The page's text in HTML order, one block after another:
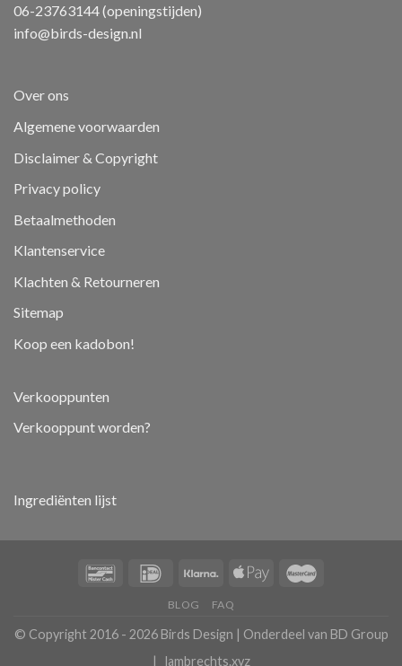
06-23763144 (openingstijden)
info@birds-design.nl
Over ons
Algemene voorwaarden
Disclaimer & Copyright
Privacy policy
Betaalmethoden
Klantenservice
Klachten & Retourneren
Sitemap
Koop een kadobon!
Verkooppunten
Verkooppunt worden?
Ingrediënten lijst
BLOG FAQ
© Copyright 2016 - 2026 Birds Design | Onderdeel van BD Group
|
lambrechts.xyz